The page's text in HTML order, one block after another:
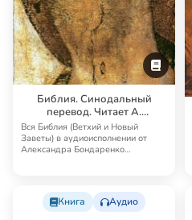
Библия. Синодальный
перевод. Читает А.
Бондаренко и И.
Прудовский
Вся Библия (Ветхий и Новый
Заветы) в аудиоисполнении от
Александра Бондаренко
Книга Аудио